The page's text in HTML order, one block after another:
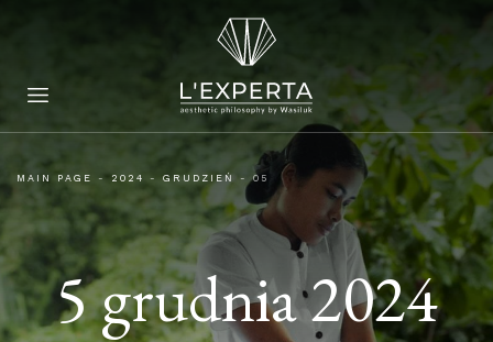
MAIN PAGE - 2024 - GRUDZIEŃ - 05
5 grudnia 2024